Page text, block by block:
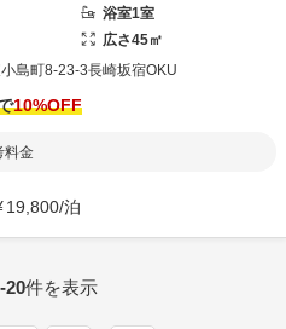
浴室1室
広さ45㎡
島町8-23-3長崎坂宿OKU
10%OFF
料金
19,800/泊
20件を表示